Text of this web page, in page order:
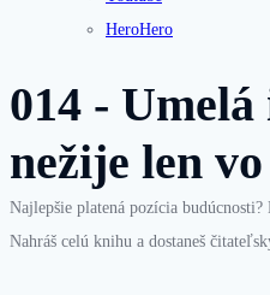
HeroHero
014 -
nežije len
Najlepšie platená pozícia
Nahráš celú knihu a dostaneš